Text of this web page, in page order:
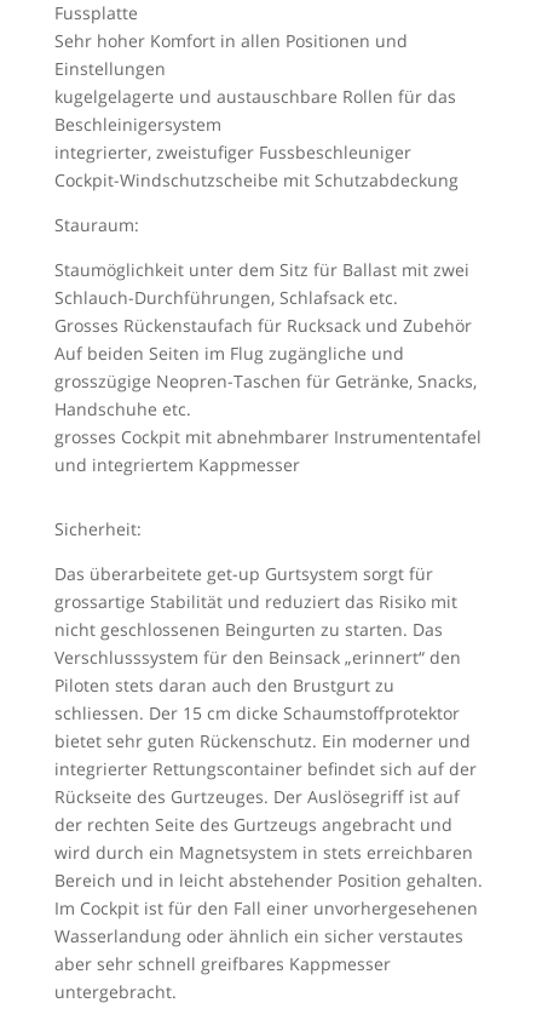
Fussplatte
Sehr hoher Komfort in allen Positionen und
Einstellungen
kugelgelagerte und austauschbare Rollen für das
Beschleinigersystem
integrierter, zweistufiger Fussbeschleuniger
Cockpit-Windschutzscheibe mit Schutzabdeckung
Stauraum:
Staumöglichkeit unter dem Sitz für Ballast mit zwei
Schlauch-Durchführungen, Schlafsack etc.
Grosses Rückenstaufach für Rucksack und Zubehör
Auf beiden Seiten im Flug zugängliche und
grosszügige Neopren-Taschen für Getränke, Snacks,
Handschuhe etc.
grosses Cockpit mit abnehmbarer Instrumententafel
und integriertem Kappmesser
Sicherheit:
Das überarbeitete get-up Gurtsystem sorgt für
grossartige Stabilität und reduziert das Risiko mit
nicht geschlossenen Beingurten zu starten. Das
Verschlusssystem für den Beinsack „erinnert“ den
Piloten stets daran auch den Brustgurt zu
schliessen. Der 15 cm dicke Schaumstoffprotektor
bietet sehr guten Rückenschutz. Ein moderner und
integrierter Rettungscontainer befindet sich auf der
Rückseite des Gurtzeuges. Der Auslösegriff ist auf
der rechten Seite des Gurtzeugs angebracht und
wird durch ein Magnetsystem in stets erreichbaren
Bereich und in leicht abstehender Position gehalten.
Im Cockpit ist für den Fall einer unvorhergesehenen
Wasserlandung oder ähnlich ein sicher verstautes
aber sehr schnell greifbares Kappmesser
untergebracht.